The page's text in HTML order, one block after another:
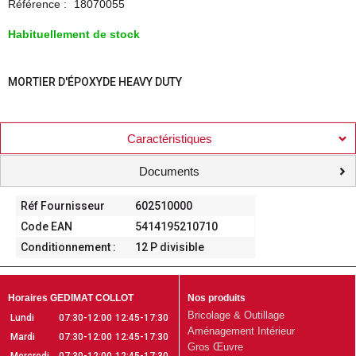
Référence : 18070055
Habituellement de stock
MORTIER D'ÉPOXYDE HEAVY DUTY
Caractéristiques
Documents
Réf Fournisseur
602510000
Code EAN
5414195210710
Conditionnement :
12 P divisible
Horaires GEDIMAT COLLOT
Lundi
07:30-12:00 12:45-17:30
Mardi
07:30-12:00 12:45-17:30
Nos produits
Bricolage & Outillage
Aménagement Intérieur
Gros Œuvre